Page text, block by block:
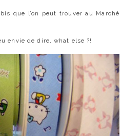
que l’on peut trouver au Marché
envie de dire, what else ?!